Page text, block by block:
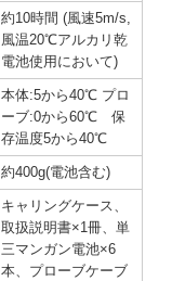
約10時間 (風速5m/s,
風温20℃アルカリ乾
電池使用において)
本体:5から40℃ プロ
ーブ:0から60℃ 保
存温度5から40℃
約400g(電池含む)
キャリングケース、
取扱説明書×1冊、単
三マンガン電池×6
本、プローブケーブ